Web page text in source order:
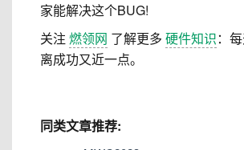
家能解决这个BUG!
关注 燃领网 了解更多 硬件知识：
离成功又近一点。
同类文章推荐: